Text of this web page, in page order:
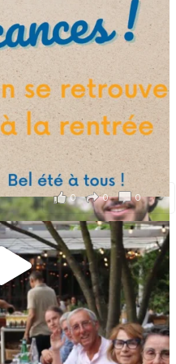
à former les générations
🙏
: avec l'Isep, investissez pour
l'humain !
des bachelors, des
excellence technologique et
de notre pro
0 0 0
Alumni vivant / travaillant
moment convivial de
!
présence et à Alexandre